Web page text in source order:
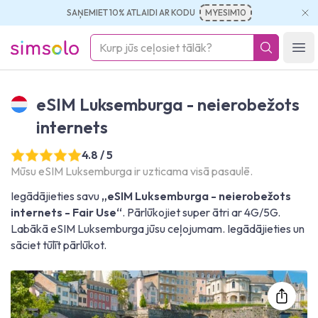
SAŅEMIET 10% ATLAIDI AR KODU MYESIM10
simsolo
eSIM Luksemburga - neierobežots
internets
4.8 / 5
Mūsu eSIM Luksemburga ir uzticama visā pasaulē.
Iegādājieties savu „eSIM Luksemburga - neierobežots
internets - Fair Use“. Pārlūkojiet super ātri ar 4G/5G.
Labākā eSIM Luksemburga jūsu ceļojumam. Iegādājieties un
sāciet tūlīt pārlūkot.